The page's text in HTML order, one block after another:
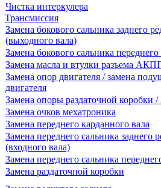
Чистка интеркулера
Трансмиссия
Замена бокового сальника заднего
(выходного вала)
Замена бокового сальника переднего
Замена масла и втулки разъема
Замена опор двигателя / замена
двигателя
Замена опоры раздаточной
Замена очков мехатроника
Замена переднего карданного вала
Замена переднего сальника заднего
(входного вала)
Замена переднего сальника
Замена раздаточной коробки